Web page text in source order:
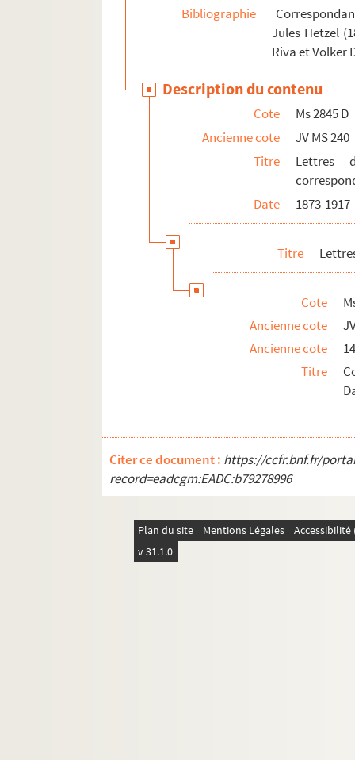
Bibliographie
Jules Hetzel
Riva et Volker
Description du contenu
Cote
Ms 2845 D
Ancienne cote
JV MS 240
Titre
Lettres
Date
1873-1917
Titre
Cote
Ancienne cote
Ancienne cote
Titre
Citer ce document : https://ccfr.bnf.fr/
record=eadcgm:EADC:b79278996
Plan du site Mentions Légales
v 31.1.0